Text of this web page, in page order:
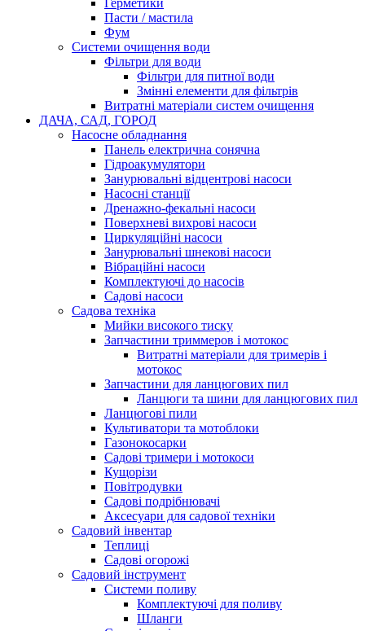
Герметики
Пасти / мастила
Фум
Системи очищення води
Фільтри для води
Фільтри для питної води
Змінні елементи для фільтрів
Витратні матеріали систем очищення
ДАЧА, САД, ГОРОД
Насосне обладнання
Панель електрична сонячна
Гідроакумулятори
Занурювальні відцентрові насоси
Насосні станції
Дренажно-фекальні насоси
Поверхневі вихрові насоси
Циркуляційні насоси
Занурювальні шнекові насоси
Вібраційні насоси
Комплектуючі до насосів
Cадові насоси
Садова техніка
Мийки високого тиску
Запчастини триммеров і мотокос
Витратні матеріали для тримерів і
мотокос
Запчастини для ланцюгових пил
Ланцюги та шини для ланцюгових пил
Ланцюгові пили
Культиватори та мотоблоки
Газонокосарки
Садові тримери і мотокоси
Кущорізи
Повітродувки
Садові подрібнювачі
Аксесуари для садової техніки
Садовий інвентар
Теплиці
Садові огорожі
Садовий інструмент
Системи поливу
Комплектуючі для поливу
Шланги